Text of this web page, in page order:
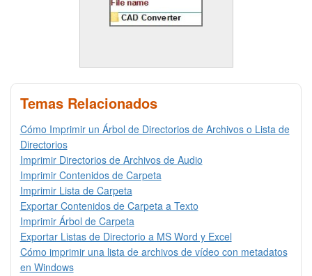
Temas Relacionados
Cómo Imprimir un Árbol de Directorios de Archivos o Lista de
Directorios
Imprimir Directorios de Archivos de Audio
Imprimir Contenidos de Carpeta
Imprimir Lista de Carpeta
Exportar Contenidos de Carpeta a Texto
Imprimir Árbol de Carpeta
Exportar Listas de Directorio a MS Word y Excel
Cómo imprimir una lista de archivos de vídeo con metadatos
en Windows